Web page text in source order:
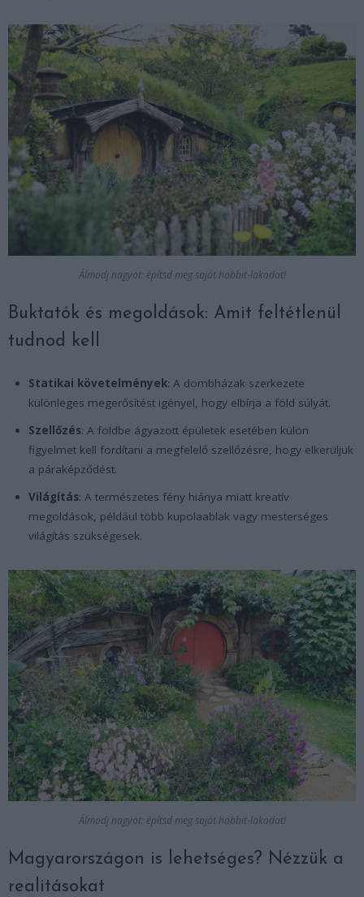
Álmodj nagyot: építsd meg saját hobbit-lakodat!
Buktatók és megoldások: Amit feltétlenül
tudnod kell
Statikai követelmények: A dombházak szerkezete
különleges megerősítést igényel, hogy elbírja a föld súlyát.
Szellőzés: A földbe ágyazott épületek esetében külön
figyelmet kell fordítani a megfelelő szellőzésre, hogy elkerüljük
a páraképződést.
Világítás: A természetes fény hiánya miatt kreatív
megoldások, például több kupolaablak vagy mesterséges
világítás szükségesek.
Álmodj nagyot: építsd meg saját hobbit-lakodat!
Magyarországon is lehetséges? Nézzük a
realitásokat